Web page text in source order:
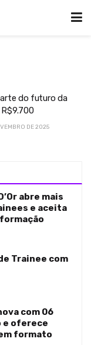
do futuro da
DE 2025
abre mais
e aceita
Trainee com
com 06
e oferece
formato